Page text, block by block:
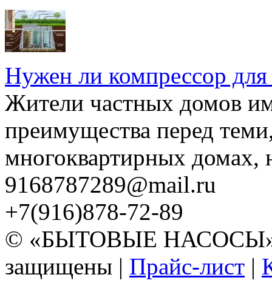
Нужен ли компрессор для
Жители частных домов
преимущества перед
многоквартирных домах,
9168787289@mail.ru
+7(916)878-72-89
© «БЫТОВЫЕ НАСОСЫ»
защищены | Прайс-лист |